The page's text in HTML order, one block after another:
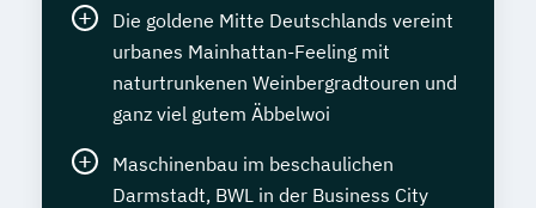
Die goldene Mitte Deutschlands vereint
urbanes Mainhattan-Feeling mit
naturtrunkenen Weinbergradtouren und
ganz viel gutem Äbbelwoi
Maschinenbau im beschaulichen
Darmstadt, BWL in der Business City